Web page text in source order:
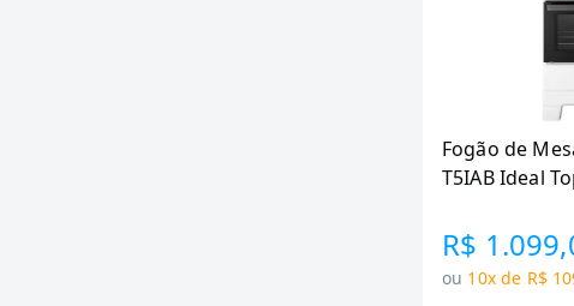
Fogão de
T5IAB Ideal
Bivolt
R$
ou 10x de R$